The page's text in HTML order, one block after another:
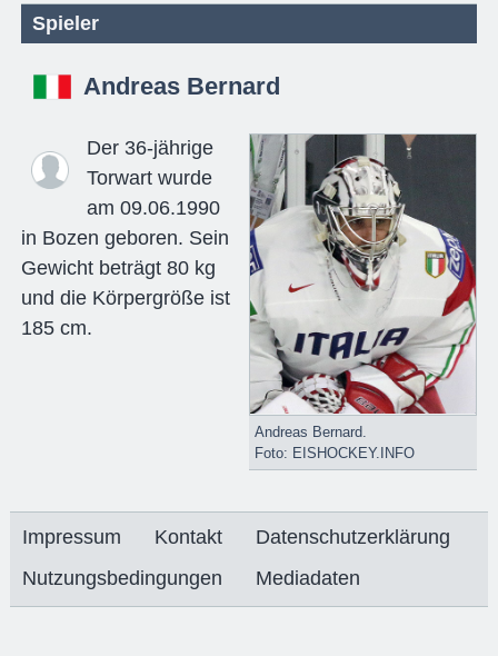
Spieler
Andreas Bernard
Andreas Bernard.
Foto: EISHOCKEY.INFO
Der 36-jährige
Torwart wurde
am 09.06.1990
in Bozen geboren. Sein
Gewicht beträgt 80 kg
und die Körpergröße ist
185 cm.
Impressum Kontakt
Datenschutzerklärung
Nutzungsbedingungen
Mediadaten